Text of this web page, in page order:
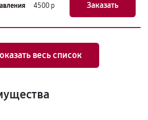
4500 р Заказать
весь список